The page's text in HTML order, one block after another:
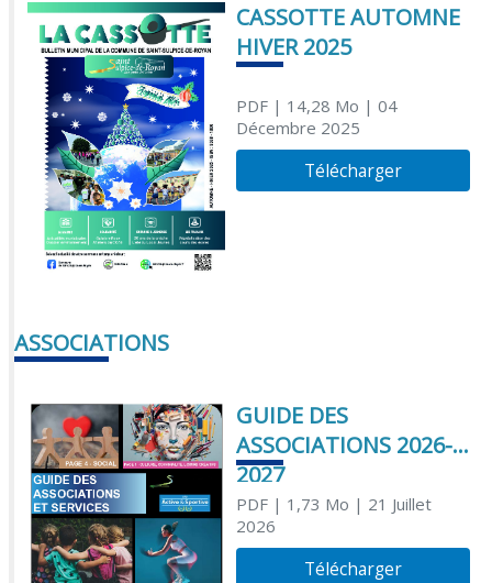
CASSOTTE AUTOMNE
HIVER 2025
PDF| 14,28 Mo | 04
Décembre 2025
Télécharger
ASSOCIATIONS
GUIDE DES
ASSOCIATIONS 2026-
2027
PDF| 1,73 Mo | 21 Juillet
2026
Télécharger